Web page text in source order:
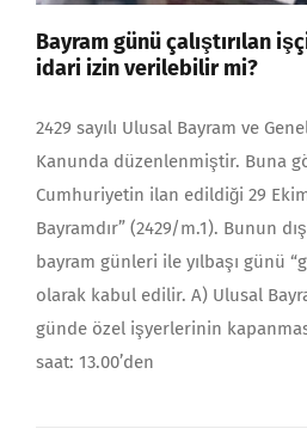
Bayram günü çalıştırılan
idari izin verilebilir mi?
2429 sayılı Ulusal Bay­ram ve
Kanunda düzenlenmiştir. Buna
Cumhuriyetin ilan edildiği 29
Bayramdır” (2429/m.1). Bunun
bayram günleri ile yılbaşı günü
olarak kabul edilir. A) Ulusal
günde özel işyerlerinin
saat: 13.00’den